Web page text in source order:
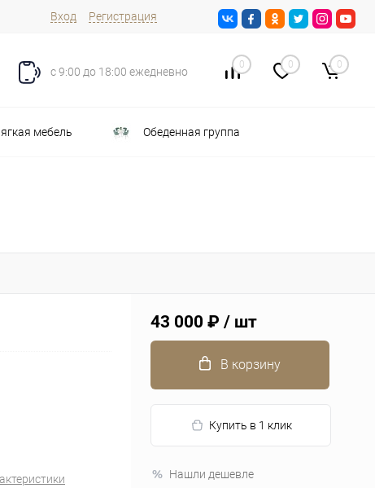
Вход Регистрация
с 9:00 до 18:00 ежедневно
0 0 0
мебель Обеденная группа
43 000 ₽ / шт
В корзину
Купить в 1 клик
Нашли дешевле